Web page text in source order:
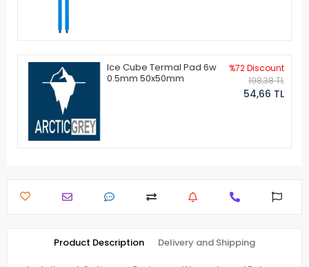
Ice Cube Termal Pad 6w
0.5mm 50x50mm
%72 Discount
198,38 TL
54,66 TL
Product Description Delivery and Shipping